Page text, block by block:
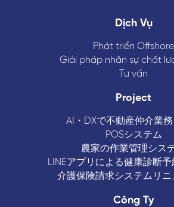
Dịch Vụ
Phát triển Offshore
Giải pháp nhân sự chất
Tư vấn
Project
AI・DXで不動産仲介業
POSシステム
農家の作業管理シス
LINEアプリによる健康診断
介護保険請求システムリニ
Công Ty